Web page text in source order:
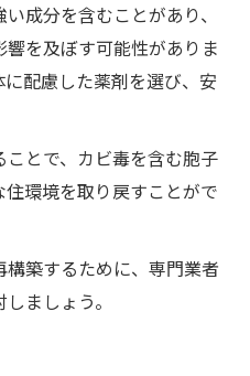
成分を含むことがあり、
を及ぼす可能性がありま
配慮した薬剤を選び、安
とで、カビ毒を含む胞子
環境を取り戻すことがで
築するために、専門業者
ましょう。